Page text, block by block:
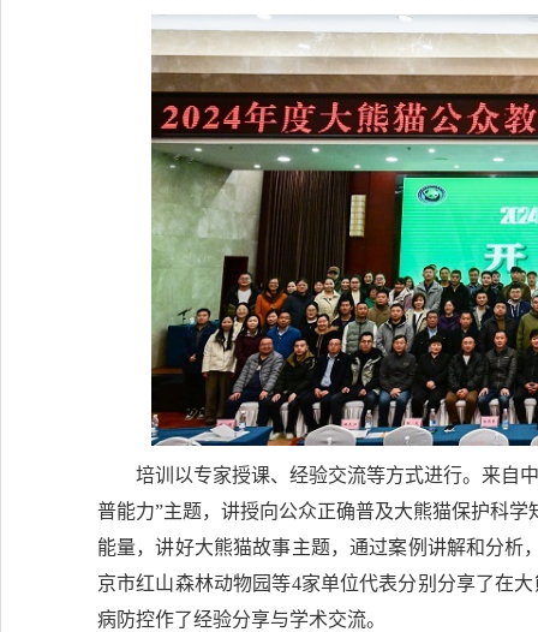
培训以专家授课、经验交流等方式进行。来自
普能力”主题，讲授向公众正确普及大熊猫保护科
能量，讲好大熊猫故事主题，通过案例讲解和分
京市红山森林动物园等4家单位代表分别分享了在
病防控作了经验分享与学术交流。